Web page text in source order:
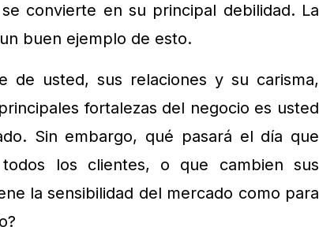
convierte en su principal debilidad. La
buen ejemplo de esto.
de usted, sus relaciones y su carisma,
fortalezas del negocio es usted
Sin embargo, qué pasará el día que
los clientes, o que cambien sus
la sensibilidad del mercado como para